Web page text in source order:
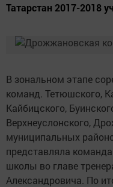
Татарстан 2017-2018
В зональном этапе
команд. Тетюшского,
Кайбицского,
Верхнеуслонского,
муниципальных
представляла
школы во главе
Александровича. По